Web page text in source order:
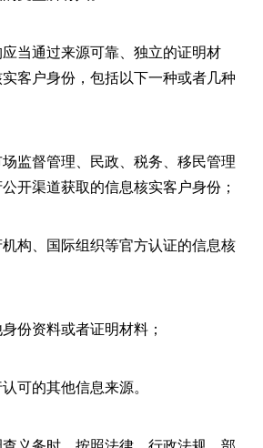
当通过来源可靠、独立的证明材
客户身份，包括以下一种或者几种
场监督管理、民政、税务、移民管理
开渠道获取的信息核实客户身份；
机构、国际组织等官方认证的信息核
份资料或者证明材料；
可的其他信息来源。